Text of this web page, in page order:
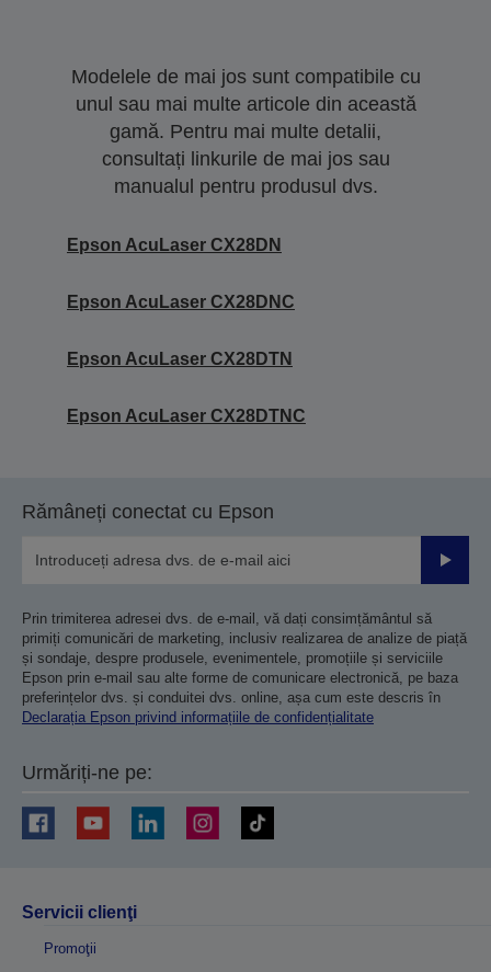
Modelele de mai jos sunt compatibile cu
unul sau mai multe articole din această
gamă. Pentru mai multe detalii,
consultați linkurile de mai jos sau
manualul pentru produsul dvs.
Epson AcuLaser CX28DN
Epson AcuLaser CX28DNC
Epson AcuLaser CX28DTN
Epson AcuLaser CX28DTNC
Rămâneți conectat cu Epson
Prin trimiterea adresei dvs. de e-mail, vă dați consimțământul să
primiți comunicări de marketing, inclusiv realizarea de analize de piață
și sondaje, despre produsele, evenimentele, promoțiile și serviciile
Epson prin e-mail sau alte forme de comunicare electronică, pe baza
preferințelor dvs. și conduitei dvs. online, așa cum este descris în
Declarația Epson privind informațiile de confidențialitate
Urmăriți-ne pe:
Servicii clienţi
Promoţii